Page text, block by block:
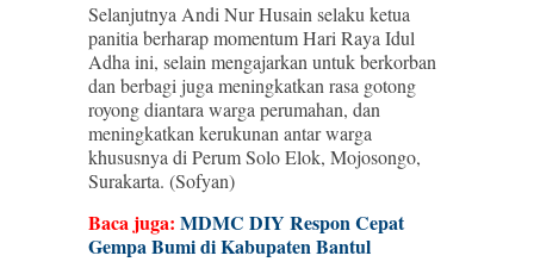
Selanjutnya Andi Nur Husain selaku ketua
panitia berharap momentum Hari Raya Idul
Adha ini, selain mengajarkan untuk berkorban
dan berbagi juga meningkatkan rasa gotong
royong diantara warga perumahan, dan
meningkatkan kerukunan antar warga
khususnya di Perum Solo Elok, Mojosongo,
Surakarta. (Sofyan)
Baca juga: MDMC DIY Respon Cepat
Gempa Bumi di Kabupaten Bantul